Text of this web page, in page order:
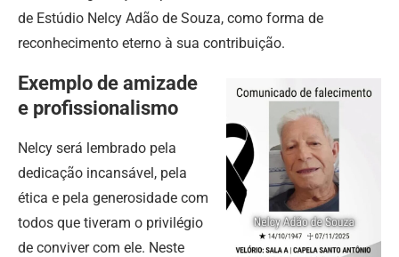
de Estúdio Nelcy Adão de Souza, como forma de
reconhecimento eterno à sua contribuição.
Exemplo de amizade
e profissionalismo
Nelcy será lembrado pela
dedicação incansável, pela
ética e pela generosidade com
todos que tiveram o privilégio
de conviver com ele. Neste